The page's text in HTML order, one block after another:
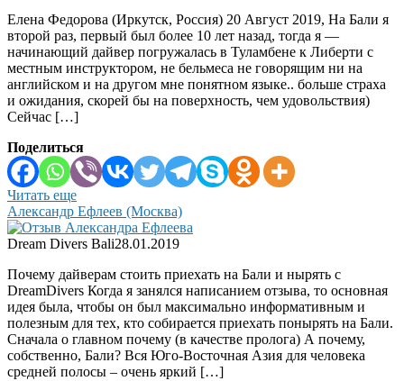
Елена Федорова (Иркутск, Россия) 20 Август 2019, На Бали я
второй раз, первый был более 10 лет назад, тогда я —
начинающий дайвер погружалась в Туламбене к Либерти с
местным инструктором, не бельмеса не говорящим ни на
английском и на другом мне понятном языке.. больше страха
и ожидания, скорей бы на поверхность, чем удовольствия)
Сейчас […]
Поделиться
Читать еще
Александр Ефлеев (Москва)
Dream Divers Bali28.01.2019
Почему дайверам стоить приехать на Бали и нырять с
DreamDivers Когда я занялся написанием отзыва, то основная
идея была, чтобы он был максимально информативным и
полезным для тех, кто собирается приехать понырять на Бали.
Сначала о главном почему (в качестве пролога) А почему,
собственно, Бали? Вся Юго-Восточная Азия для человека
средней полосы – очень яркий […]